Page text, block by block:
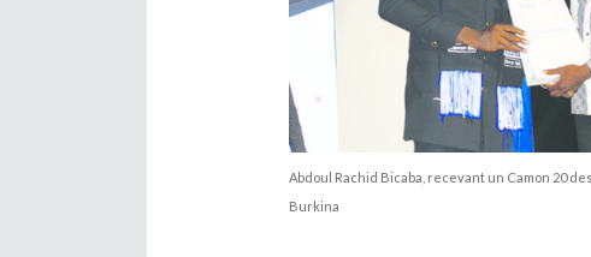
Abdoul Rachid Bicaba, recevant un Camon 20
Burkina